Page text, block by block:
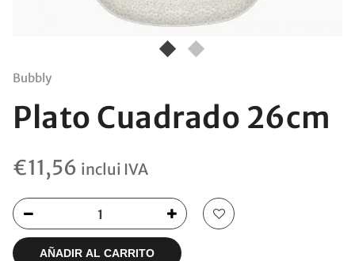
Bubbly
Plato Cuadrado 26cm
€11,56 inclui IVA
AÑADIR AL CARRITO